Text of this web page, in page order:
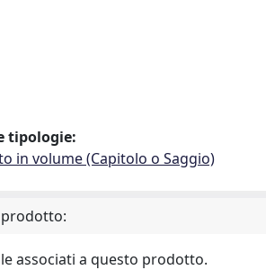
tipologie:
in volume (Capitolo o Saggio)
associati a questo prodotto.